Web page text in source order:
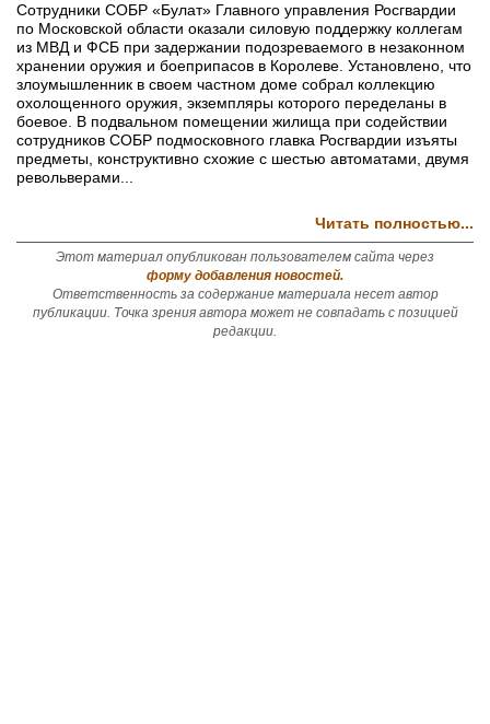
Сотрудники СОБР «Булат» Главного управления Росгвардии
по Московской области оказали силовую поддержку коллегам
из МВД и ФСБ при задержании подозреваемого в незаконном
хранении оружия и боеприпасов в Королеве. Установлено, что
злоумышленник в своем частном доме собрал коллекцию
охолощенного оружия, экземпляры которого переделаны в
боевое. В подвальном помещении жилища при содействии
сотрудников СОБР подмосковного главка Росгвардии изъяты
предметы, конструктивно схожие с шестью автоматами, двумя
револьверами...
Читать полностью...
Этот материал опубликован пользователем сайта через
форму добавления новостей.
Ответственность за содержание материала несет автор
публикации. Точка зрения автора может не совпадать с позицией
редакции.